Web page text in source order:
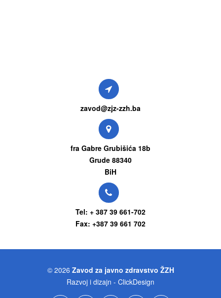
zavod@zjz-zzh.ba
fra Gabre Grubišića 18b
Grude 88340
BiH
Tel: + 387 39 661-702
Fax: +387 39 661 702
© 2026 Zavod za javno zdravstvo ŽZH
Razvoj i dizajn - ClickDesign